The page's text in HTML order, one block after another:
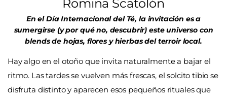
Romina Scatolón
En el Día Internacional del Té, la invitación es a
sumergirse (y por qué no, descubrir) este universo con
blends de hojas, flores y hierbas del terroir local.
Hay algo en el otoño que invita naturalmente a bajar el
ritmo. Las tardes se vuelven más frescas, el solcito tibio se
disfruta distinto y aparecen esos pequeños rituales que